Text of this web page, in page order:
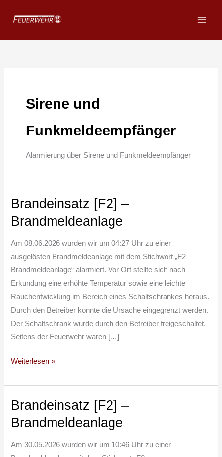
Inhalt
Sirene und
Funkmeldeempfänger
Alarmierung über Sirene und Funkmeldeempfänger
Brandeinsatz [F2] –
Brandmeldeanlage
Am 08.06.2026 wurden wir um 04:27 Uhr zu einer
ausgelösten Brandmeldeanlage mit dem Stichwort „F2 –
Brandmeldeanlage“ alarmiert. Vor Ort stellte sich nach
Erkundung eine erhöhte Temperatur sowie eine leichte
Rauchentwicklung im Bereich eines Schaltschrankes heraus.
Durch den Betreiber konnte die Ursache eingegrenzt werden.
Der Schaltschrank wurde durch den Betreiber freigeschaltet.
Seitens der Feuerwehr waren […]
Brandeinsatz
–
Brandmeldeanlage
Weiterlesen »
Brandeinsatz [F2] –
Brandmeldeanlage
Am 30.05.2026 wurden wir um 10:46 Uhr zu einer
Brandeinsatz
–
Brandmeldeanlage